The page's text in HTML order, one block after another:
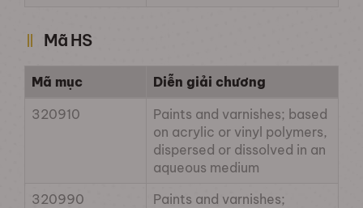
Mã HS
Mã mục
Diễn giải chương
320910
Paints and varnishes; based
on acrylic or vinyl polymers,
dispersed or dissolved in an
aqueous medium
320990
Paints and varnishes;